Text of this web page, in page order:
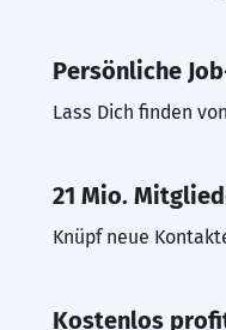
Persönliche
Lass Dich finden
21 Mio.
Knüpf neue
Kostenlos